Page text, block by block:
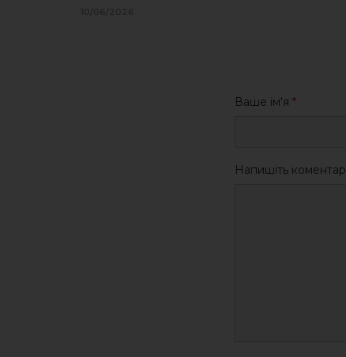
Ваше ім'я *
Напишіть коментар